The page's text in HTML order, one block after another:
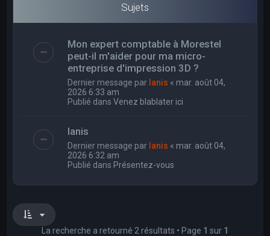
Sujets
Mon expert comptable à Morestel
peut-il m'aider pour ma micro-
entreprise d'impression 3D ?
Dernier message par Ianis « mar. août 04,
2026 6:33 am
Publié dansVenez blablater ici
Ianis
Dernier message par Ianis « mar. août 04,
2026 6:32 am
Publié dans Présentez-vous
La recherche a retourné 2 résultats • Page 1 sur 1